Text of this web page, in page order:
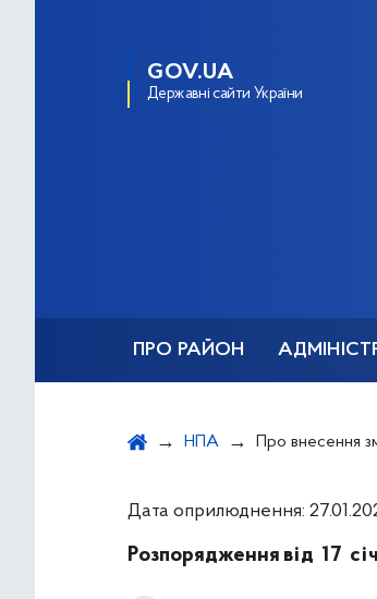
GOV.UA
Державні сайти України
ПРО РАЙОН
НПА Про внесення змін до складу комісії для знищення документів,
Дата оприлюднення:
Розпорядження від 17